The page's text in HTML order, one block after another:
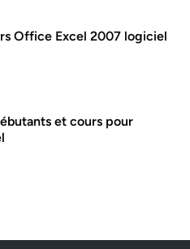
Office Excel 2007 logiciel
et cours pour